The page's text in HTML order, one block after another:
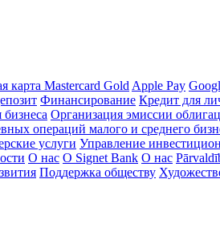
карта Mastercard Gold Apple Pay
Финансирование Кредит для
Организация эмиссии
операций малого и среднего
услуги Управление
О нас O Signet Bank О нас
Поддержка обществу